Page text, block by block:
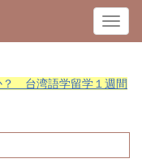
T
o
g
n
a
？ 台湾語学留学１週間